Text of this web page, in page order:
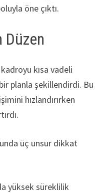
öne çıktı.
Düzen
kısa vadeli
planla şekillendirdi. Bu
hızlandırırken
üç unsur dikkat
yüksek süreklilik